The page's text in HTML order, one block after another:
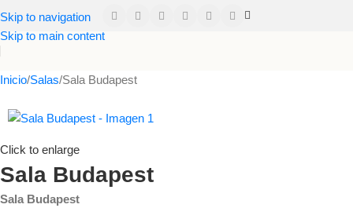
Skip to navigation
Skip to main content
Inicio Salas Sala Budapest
Click to enlarge
Sala Budapest
Sala Budapest